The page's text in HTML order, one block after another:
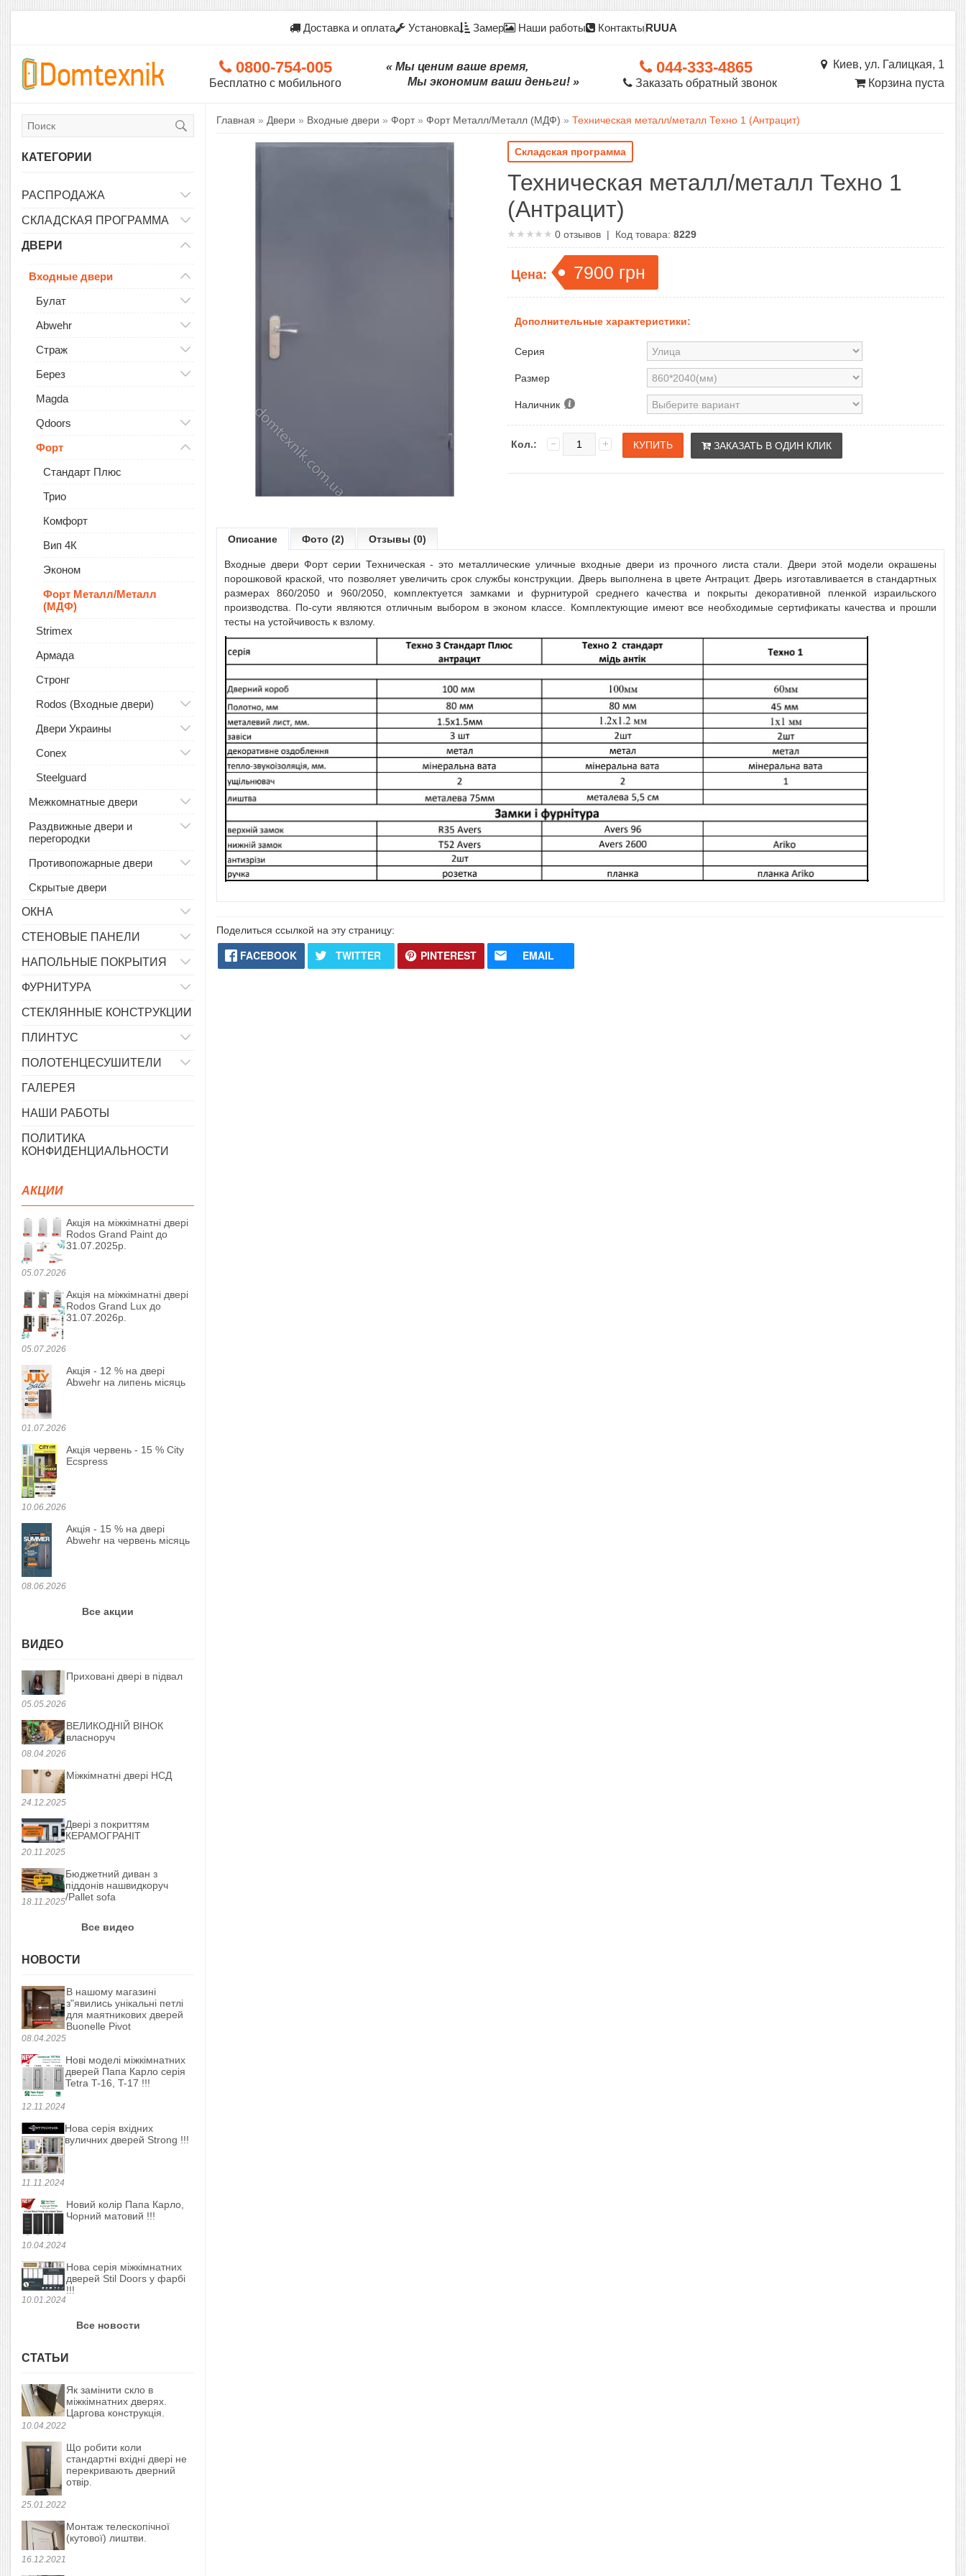
Доставка и оплата Установка Замер Наши работы КонтактыRUUA
0800-754-005
Бесплатно с мобильного
« Мы ценим ваше время,
Мы экономим ваши деньги! »
044-333-4865
Заказать обратный звонок
Киев, ул. Галицкая, 1
Корзина пуста
КАТЕГОРИИ
РАСПРОДАЖА
СКЛАДСКАЯ ПРОГРАММА
ДВЕРИ
Входные двери
Булат
Abwehr
Страж
Берез
Magda
Qdoors
Форт
Стандарт Плюс
Трио
Комфорт
Вип 4К
Эконом
Форт Металл/Металл
(МДФ)
Strimex
Армада
Стронг
Rodos (Входные двери)
Двери Украины
Conex
Steelguard
Межкомнатные двери
Раздвижные двери и
перегородки
Противопожарные двери
Скрытые двери
ОКНА
СТЕНОВЫЕ ПАНЕЛИ
НАПОЛЬНЫЕ ПОКРЫТИЯ
ФУРНИТУРА
СТЕКЛЯННЫЕ КОНСТРУКЦИИ
ПЛИНТУС
ПОЛОТЕНЦЕСУШИТЕЛИ
ГАЛЕРЕЯ
НАШИ РАБОТЫ
ПОЛИТИКА
КОНФИДЕНЦИАЛЬНОСТИ
АКЦИИ
05.07.2026
Акція на міжкімнатні двері
Rodos Grand Paint до
31.07.2025р.
05.07.2026
Акція на міжкімнатні двері
Rodos Grand Lux до
31.07.2026р.
01.07.2026
Акція - 12 % на двері
Abwehr на липень місяць
10.06.2026
Акція червень - 15 % City
Ecspress
08.06.2026
Акція - 15 % на двері
Abwehr на червень місяць
Все акции
ВИДЕО
05.05.2026
Приховані двері в підвал
08.04.2026
ВЕЛИКОДНІЙ ВІНОК
власноруч
24.12.2025
Міжкімнатні двері НСД
20.11.2025
Двері з покриттям
КЕРАМОГРАНІТ
18.11.2025
Бюджетний диван з
піддонів нашвидкоруч
/Pallet sofa
Все видео
НОВОСТИ
08.04.2025
В нашому магазині
з"явились унікальні петлі
для маятникових дверей
Buonelle Pivot
12.11.2024
Нові моделі міжкімнатних
дверей Папа Карло серія
Tetra T-16, T-17 !!!
11.11.2024
Нова серія вхідних
вуличних дверей Strong !!!
10.04.2024
Новий колір Папа Карло,
Чорний матовий !!!
10.01.2024
Нова серія міжкімнатних
дверей Stil Doors у фарбі
!!!
Все новости
СТАТЬИ
10.04.2022
Як замінити скло в
міжкімнатних дверях.
Царгова конструкція.
25.01.2022
Що робити коли
стандартні вхідні двері не
перекривають дверний
отвір.
16.12.2021
Монтаж телескопічної
(кутової) лиштви.
Главная » Двери » Входные двери » Форт » Форт Металл/Металл (МДФ) » Техническая металл/металл Техно 1 (Антрацит)
Складская программа
Техническая металл/металл Техно 1
(Антрацит)
0 отзывов | Код товара:8229
Цена: 7900 грн
Дополнительные характеристики:
Серия
Размер
Наличник
Кол.: ЗАКАЗАТЬ В ОДИН КЛИК
Описание Фото (2) Отзывы (0)
Входные двери Форт серии Техническая - это металлические уличные входные двери из прочного листа стали. Двери этой модели окрашены
порошковой краской, что позволяет увеличить срок службы конструкции. Дверь выполнена в цвете Антрацит. Дверь изготавливается в стандартных
размерах 860/2050 и 960/2050, комплектуется замками и фурнитурой среднего качества и покрыты декоративной пленкой израильского
производства. По-сути являются отличным выбором в эконом классе. Комплектующие имеют все необходимые сертификаты качества и прошли
тесты на устойчивость к взлому.
Поделиться ссылкой на эту страницу:
FACEBOOK TWITTER PINTEREST EMAIL